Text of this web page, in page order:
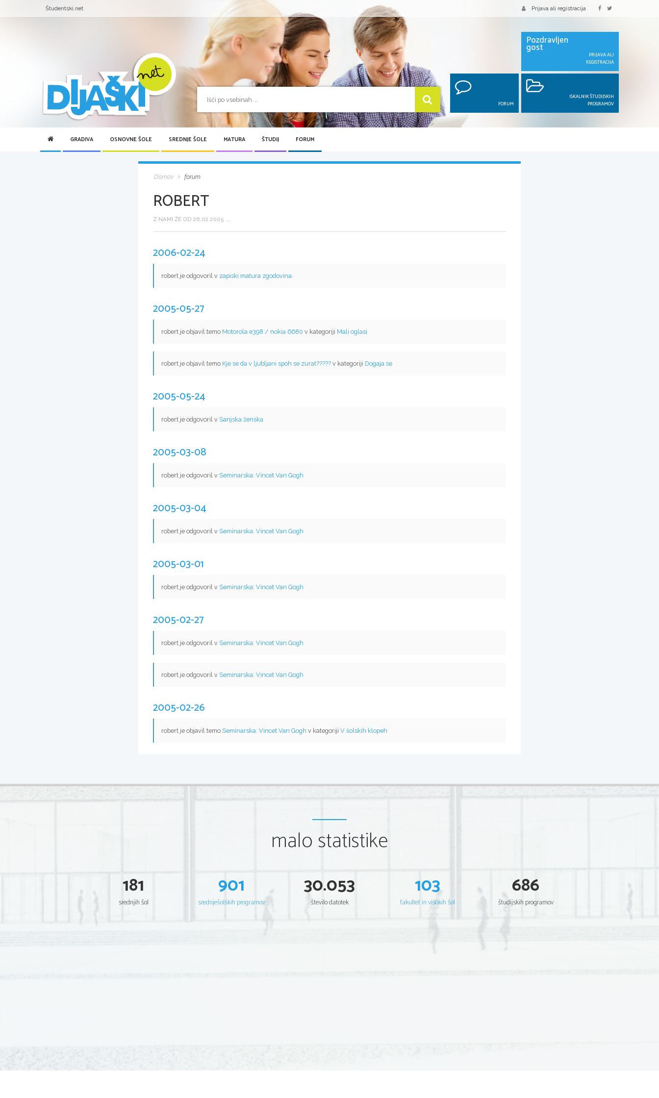
Študentski.net Prijava ali registracija
Pozdravljen
gost
PRIJAVA ALI
REGISTRACIJA
FORUM
ISKALNIK ŠTUDIJSKIH
PROGRAMOV
GRADIVA OSNOVNE ŠOLE SREDNJE ŠOLE MATURA ŠTUDIJ FORUM
Domov forum
ROBERT
Z NAMI ŽE OD 26.02.2005 ...
2006-02-24
robert je odgovoril v zapiski matura zgodovina
2005-05-27
robert je objavil temo Motorola e398 / nokia 6680 v kategoriji Mali oglasi
robert je objavil temo Kje se da v ljubljani spoh se zurat????? v kategoriji Dogaja se
2005-05-24
robert je odgovoril v Sanjska ženska
2005-03-08
robert je odgovoril v Seminarska: Vincet Van Gogh
2005-03-04
robert je odgovoril v Seminarska: Vincet Van Gogh
2005-03-01
robert je odgovoril v Seminarska: Vincet Van Gogh
2005-02-27
robert je odgovoril v Seminarska: Vincet Van Gogh
robert je odgovoril v Seminarska: Vincet Van Gogh
2005-02-26
robert je objavil temo Seminarska: Vincet Van Gogh v kategoriji V šolskih klopeh
malo statistike
181
srednjih šol
901
srednješolskih programov
30.053
število datotek
103
fakultet in visokih šol
686
študijskih programov